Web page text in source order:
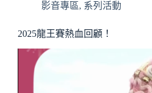
影音專區, 系列活動
2025龍王賽熱血回顧！